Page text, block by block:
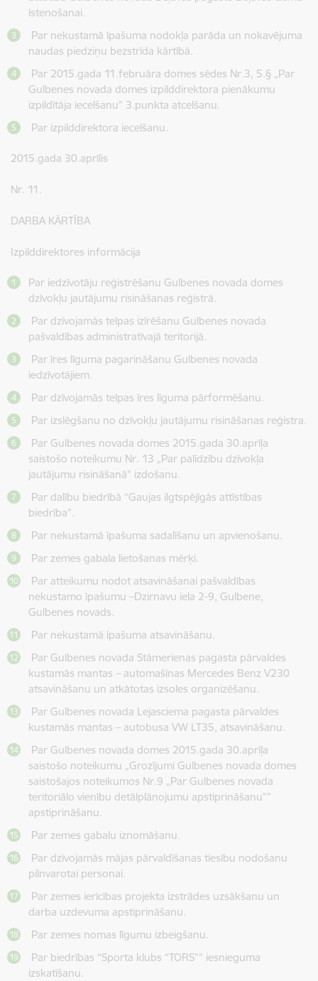
īstenošanai.
Par nekustamā īpašuma nodokļa parāda un nokavējuma
naudas piedziņu bezstrīda kārtībā.
Par 2015.gada 11.februāra domes sēdes Nr.3, 5.§ „Par
Gulbenes novada domes izpilddirektora pienākumu
izpildītāja iecelšanu” 3.punkta atcelšanu.
Par izpilddirektora iecelšanu.
2015.gada 30.aprīlis
Nr. 11.
DARBA KĀRTĪBA
Izpilddirektores informācija
Par iedzīvotāju reģistrēšanu Gulbenes novada domes
dzīvokļu jautājumu risināšanas reģistrā.
Par dzīvojamās telpas izīrēšanu Gulbenes novada
pašvaldības administratīvajā teritorijā.
Par īres līguma pagarināšanu Gulbenes novada
iedzīvotājiem.
Par dzīvojamās telpas īres līguma pārformēšanu.
Par izslēgšanu no dzīvokļu jautājumu risināšanas reģistra.
Par Gulbenes novada domes 2015.gada 30.aprīļa
saistošo noteikumu Nr. 13 „Par palīdzību dzīvokļa
jautājumu risināšanā” izdošanu.
Par dalību biedrībā “Gaujas ilgtspējīgās attīstības
biedrība”.
Par nekustamā īpašuma sadalīšanu un apvienošanu.
Par zemes gabala lietošanas mērķi.
Par atteikumu nodot atsavināšanai pašvaldības
nekustamo īpašumu –Dzirnavu iela 2-9, Gulbene,
Gulbenes novads.
Par nekustamā īpašuma atsavināšanu.
Par Gulbenes novada Stāmerienas pagasta pārvaldes
kustamās mantas – automašīnas Mercedes Benz V230
atsavināšanu un atkātotas izsoles organizēšanu.
Par Gulbenes novada Lejasciema pagasta pārvaldes
kustamās mantas – autobusa VW LT35, atsavināšanu.
Par Gulbenes novada domes 2015.gada 30.aprīļa
saistošo noteikumu „Grozījumi Gulbenes novada domes
saistošajos noteikumos Nr.9 „Par Gulbenes novada
teritoriālo vienību detālplānojumu apstiprināšanu””
apstiprināšanu.
Par zemes gabalu iznomāšanu.
Par dzīvojamās mājas pārvaldīšanas tiesību nodošanu
pilnvarotai personai.
Par zemes ierīcības projekta izstrādes uzsākšanu un
darba uzdevuma apstiprināšanu.
Par zemes nomas līgumu izbeigšanu.
Par biedrības “Sporta klubs “TORS”” iesnieguma
izskatīšanu.